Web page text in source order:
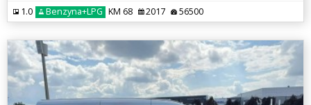
1.0 Benzyna+LPG KM 68 2017 56500